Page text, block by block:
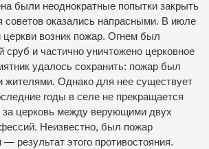
были неоднократные попытки закрыть
советов оказались напрасными. В июле
церкви возник пожар. Огнем был
сруб и частично уничтожено церковное
удалось сохранить: пожар был
жителями. Однако для нее существует
годы в селе не прекращается
за церковь между верующими двух
Неизвестно, был пожар
результат этого противостояния.